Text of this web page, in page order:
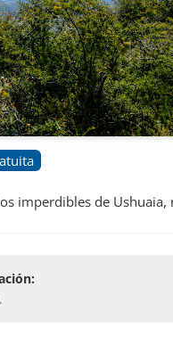
imperdibles de
.